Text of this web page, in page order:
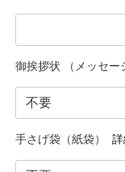
御挨拶状 （メッセー
手さげ袋（紙袋）